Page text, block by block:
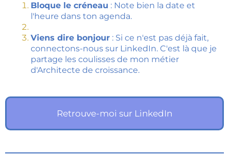
Bloque le créneau : Note bien la date et
l'heure dans ton agenda.
Viens dire bonjour : Si ce n'est pas déjà fait,
connectons-nous sur LinkedIn. C'est là que je
partage les coulisses de mon métier
d'Architecte de croissance.
Retrouve-moi sur LinkedIn